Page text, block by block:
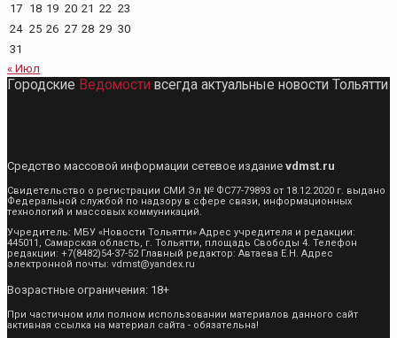
17 18 19 20 21 22 23
24 25 26 27 28 29 30
31
« Июл
Городские Ведомости всегда актуальные новости Тольятти
Средство массовой информации сетевое издание vdmst.ru
Свидетельство о регистрации СМИ Эл № ФС77-79893 от 18.12.2020 г. выдано
Федеральной службой по надзору в сфере связи, информационных
технологий и массовых коммуникаций.
Учредитель: МБУ «Новости Тольятти» Адрес учредителя и редакции:
445011, Самарская область, г. Тольятти, площадь Свободы 4. Телефон
редакции: +7(8482)54-37-52 Главный редактор: Автаева Е.Н. Адрес
электронной почты: vdmst@yandex.ru
Возрастные ограничения: 18+
При частичном или полном использовании материалов данного сайт
активная ссылка на материал сайта - обязательна!